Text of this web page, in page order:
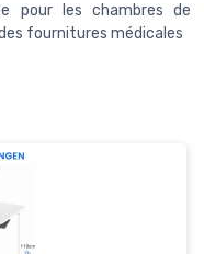
pour les chambres de
fournitures médicales